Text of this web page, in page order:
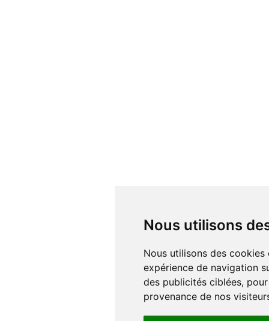
Nous utilisons
Nous utilisons des cookies et d'autres technologies de suivi pour améliorer votre
expérience de navigation
des publicités ciblées,
provenance de nos